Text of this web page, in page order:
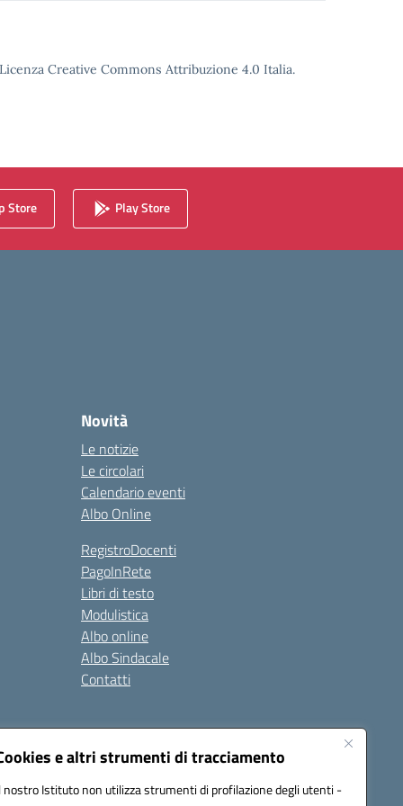
e altri strumenti di tracciamento
nostro Istituto non utilizza strumenti di profilazione degli utenti -
Creative Commons Attribuzione 4.0 Italia.
Store Play Store
Novità
Le notizie
Le circolari
Calendario eventi
Albo Online
RegistroDocenti
PagoInRete
Libri di testo
Modulistica
Albo online
Albo Sindacale
Contatti